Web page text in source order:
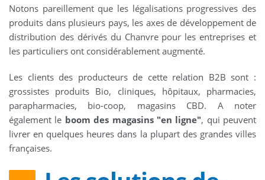
Notons pareillement que les légalisations progressives des
produits dans plusieurs pays, les axes de développement de
distribution des dérivés du Chanvre pour les entreprises et
les particuliers ont considérablement augmenté.
Les clients des producteurs de cette relation B2B sont :
grossistes produits Bio, cliniques, hôpitaux, pharmacies,
parapharmacies, bio-coop, magasins CBD. A noter
également le boom des magasins "en ligne", qui peuvent
livrer en quelques heures dans la plupart des grandes villes
françaises.